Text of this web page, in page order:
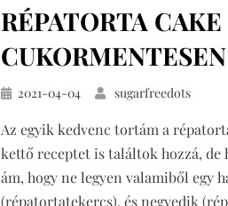
(„nutellás”
torta)
RÉPATORTA
CUKORMENTESEN
Közzétéve
2021-04-04 sugarfreedots
Az egyik kedvenc tortám a
kettő receptet is találtok hozzá, de
ám, hogy ne legyen valamiből egy
(répatortatekercs), és negyedik